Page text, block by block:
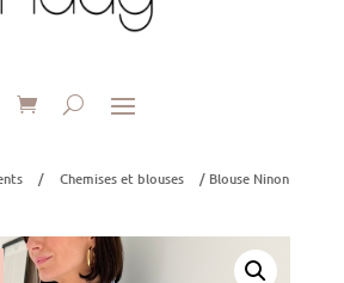
/ Chemises et blouses
/ Blouse Ninon